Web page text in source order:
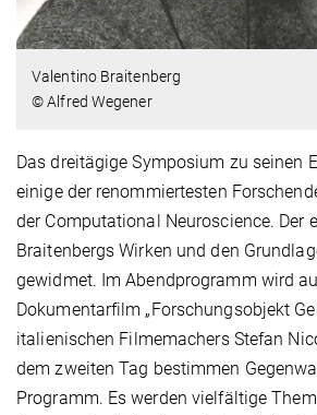
Valentino Braitenberg
© Alfred Wegener
Das dreitägige Symposium zu seinen
einige der renommiertesten
der Computational Neuroscience. Der
Braitenbergs Wirken und den
gewidmet. Im Abendprogramm wird
Dokumentarfilm „Forschungsobjekt
italienischen Filmemachers Stefan
dem zweiten Tag bestimmen
Programm. Es werden vielfältige